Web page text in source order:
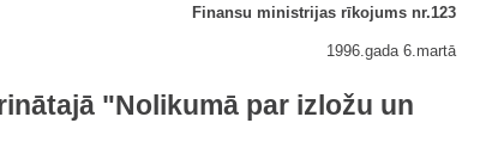
Finansu ministrijas rīkojums nr.123
1996.gada 6.martā
"Nolikumā par izložu un